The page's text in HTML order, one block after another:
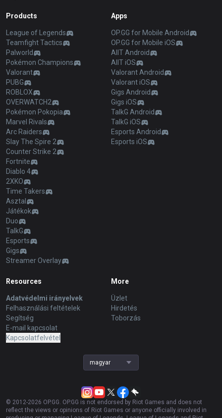
Products
League of Legends
Teamfight Tactics
Palworld
Pokémon Champions
Valorant
PUBG
ROBLOX
OVERWATCH2
Pokémon Pokopia
Marvel Rivals
Arc Raiders
Slay The Spire 2
Counter Strike 2
Fortnite
Diablo 4
2XKO
Time Takers
Asztal
Játékok
Duo
TalkG
Esports
Gigs
Streamer Overlay
Apps
OP.GG for Mobile Android
OP.GG for Mobile iOS
AllT Android
AllT iOS
Valorant Android
Valorant iOS
Gigs Android
Gigs iOS
TalkG Android
TalkG iOS
Esports Android
Esports iOS
Resources
Adatvédelmi irányelvek
Felhasználási feltételek
Segítség
E-mail kapcsolat
Kapcsolatfelvétel
More
Üzlet
Hirdetés
Toborzás
magyar
© 2012-2026 OP.GG. OP.GG is not endorsed by Riot Games and does not
reflect the views or opinions of Riot Games or anyone officially involved in